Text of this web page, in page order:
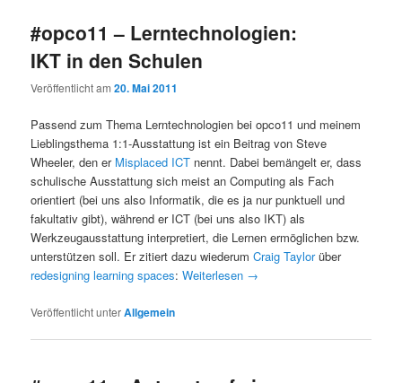
#opco11 – Lerntechnologien:
IKT in den Schulen
Veröffentlicht am20. Mai 2011
Passend zum Thema Lerntechnologien bei opco11 und meinem
Lieblingsthema 1:1-Ausstattung ist ein Beitrag von Steve
Wheeler, den er Misplaced ICT nennt. Dabei bemängelt er, dass
schulische Ausstattung sich meist an Computing als Fach
orientiert (bei uns also Informatik, die es ja nur punktuell und
fakultativ gibt), während er ICT (bei uns also IKT) als
Werkzeugausstattung interpretiert, die Lernen ermöglichen bzw.
unterstützen soll. Er zitiert dazu wiederumCraig Taylorüber
redesigning learning spaces:Weiterlesen →
Veröffentlicht unterAllgemein